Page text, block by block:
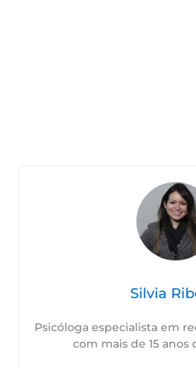
Silvia
Psicóloga especialista em
com mais de 15 anos